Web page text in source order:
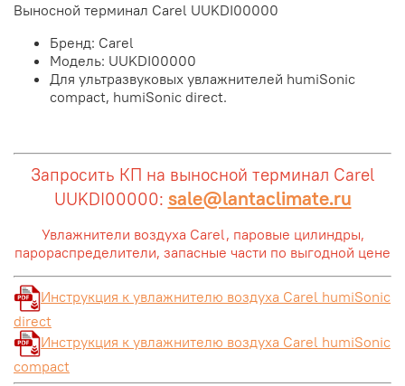
Выносной терминал Carel UUKDI00000
Бренд: Carel
Модель: UUKDI00000
Для ультразвуковых увлажнителей humiSonic
compact, humiSonic direct.
Запросить КП на выносной терминал Carel
UUKDI00000: sale@lantaclimate.ru
Увлажнители воздуха Carel, паровые цилиндры,
парораспределители, запасные части по выгодной цене
Инструкция к увлажнителю воздуха Carel humiSonic
direct
Инструкция к увлажнителю воздуха Carel humiSonic
compact